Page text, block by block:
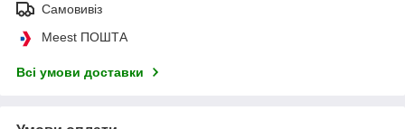
Самовивіз
Meest ПОШТА
Всі умови доставки